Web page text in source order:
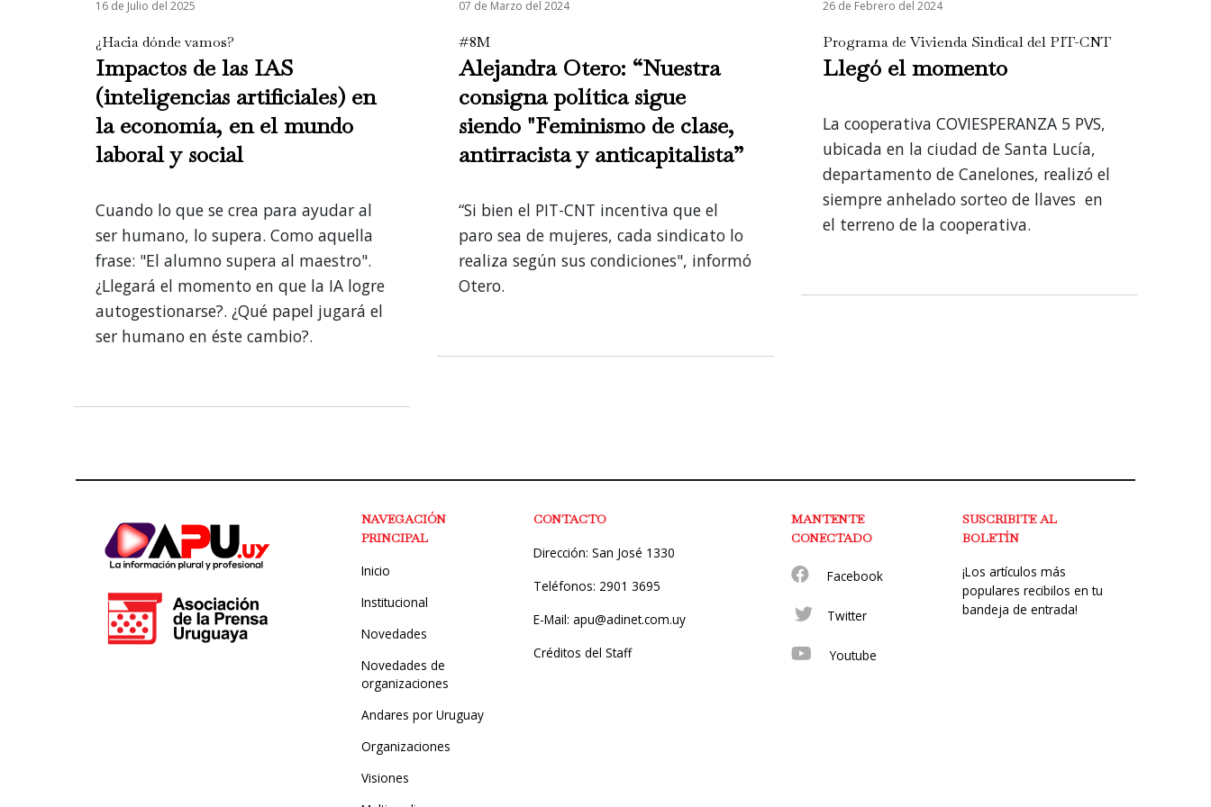
16 de Julio del 2025
¿Hacia dónde vamos?
Impactos de las IAS
(inteligencias artificiales) en
la economía, en el mundo
laboral y social
Cuando lo que se crea para ayudar al
ser humano, lo supera. Como aquella
frase: "El alumno supera al maestro".
¿Llegará el momento en que la IA logre
autogestionarse?. ¿Qué papel jugará el
ser humano en éste cambio?.
07 de Marzo del 2024
#8M
Alejandra Otero: “Nuestra
consigna política sigue
siendo "Feminismo de clase,
antirracista y anticapitalista”
“Si bien el PIT-CNT incentiva que el
paro sea de mujeres, cada sindicato lo
realiza según sus condiciones", informó
Otero.
26 de Febrero del 2024
Programa de Vivienda Sindical del PIT-CNT
Llegó el momento
La cooperativa COVIESPERANZA 5 PVS,
ubicada en la ciudad de Santa Lucía,
departamento de Canelones, realizó el
siempre anhelado sorteo de llaves en
el terreno de la cooperativa.
NAVEGACIÓN
PRINCIPAL
Inicio
Institucional
Novedades
Novedades de
organizaciones
Andares por Uruguay
Organizaciones
Visiones
CONTACTO
Dirección: San José 1330
Teléfonos: 2901 3695
E-Mail: apu@adinet.com.uy
Créditos del Staff
MANTENTE
CONECTADO
Facebook
Twitter
Youtube
SUSCRIBITE AL
BOLETÍN
¡Los artículos más
populares recibilos en tu
bandeja de entrada!